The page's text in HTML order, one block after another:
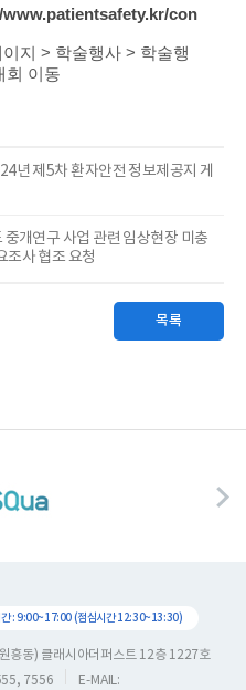
www.patientsafety.kr/con
지 > 학술행사 > 학술행
회 이동
년 제5차 환자안전 정보제공지 게
개연구 사업 관련 임상현장 미충
조사 협조 요청
목록
간 : 9:00~17:00 (점심시간 12:30~13:30)
흥동) 클래시아더퍼스트 12층 1227호
7556 E-MAIL: